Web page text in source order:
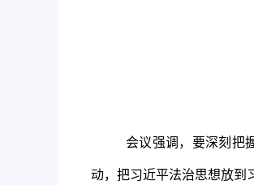
会议强调，要深刻把
动，把习近平法治思想放到